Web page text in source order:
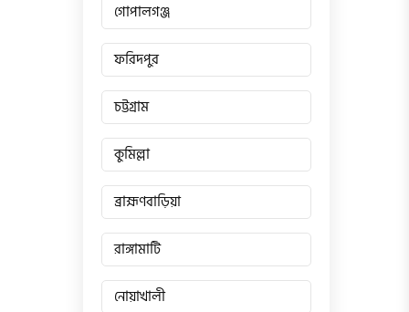
গোপালগঞ্জ
ফরিদপুর
চট্টগ্রাম
কুমিল্লা
ব্রাহ্মণবাড়িয়া
রাঙ্গামাটি
নোয়াখালী